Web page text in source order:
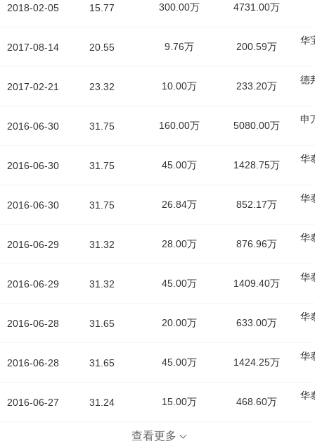
2018-02-05
2017-08-14
2017-02-21
2016-06-30
2016-06-30
2016-06-30
2016-06-29
2016-06-29
2016-06-28
2016-06-28
2016-06-27
15.77 300.00万 4731.00万
20.55 9.76万 200.59万
华
23.32 10.00万 233.20万
德
31.75 160.00万 5080.00万
申
31.75 45.00万 1428.75万
华
31.75 26.84万 852.17万
华
31.32 28.00万 876.96万
华
31.32 45.00万 1409.40万
华
31.65 20.00万 633.00万
华
31.65 45.00万 1424.25万
华
31.24 15.00万 468.60万
华
查看更多